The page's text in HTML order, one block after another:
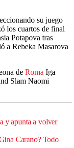
su juego
los cuartos de final
Potapova tras
a Rebeka Masarova
de Roma Iga
Slam Naomi
y apunta a volver
Carano? Todo